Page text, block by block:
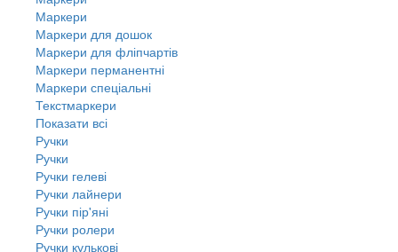
Маркери
Маркери для дошок
Маркери для фліпчартів
Маркери перманентні
Маркери спеціальні
Текстмаркери
Показати всі
Ручки
Ручки
Ручки гелеві
Ручки лайнери
Ручки пір'яні
Ручки ролери
Ручки кулькові